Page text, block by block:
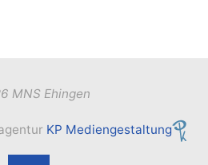
MNS Ehingen
KP Mediengestaltung